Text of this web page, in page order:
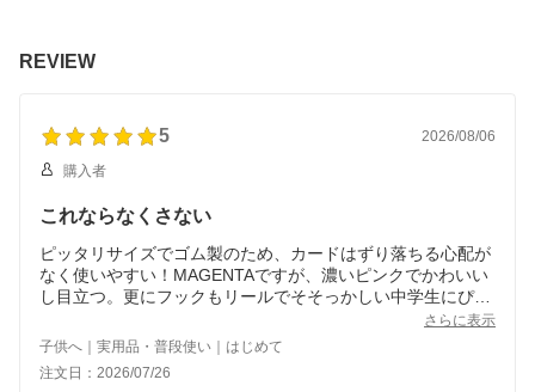
タブルタンニン鞣し シュ
リンクレザー 日本製 牛
ANCE スイッチスタンス
REVIEW
5 2026/08/06
購入者
これならなくさない
ピッタリサイズでゴム製のため、カードはずり落ちる心配が
なく使いやすい！MAGENTAですが、濃いピンクでかわいい
し目立つ。更にフックもリールでそそっかしい中学生にぴっ
さらに表示
子供へ｜実用品・普段使い｜はじめて
注文日：2026/07/26